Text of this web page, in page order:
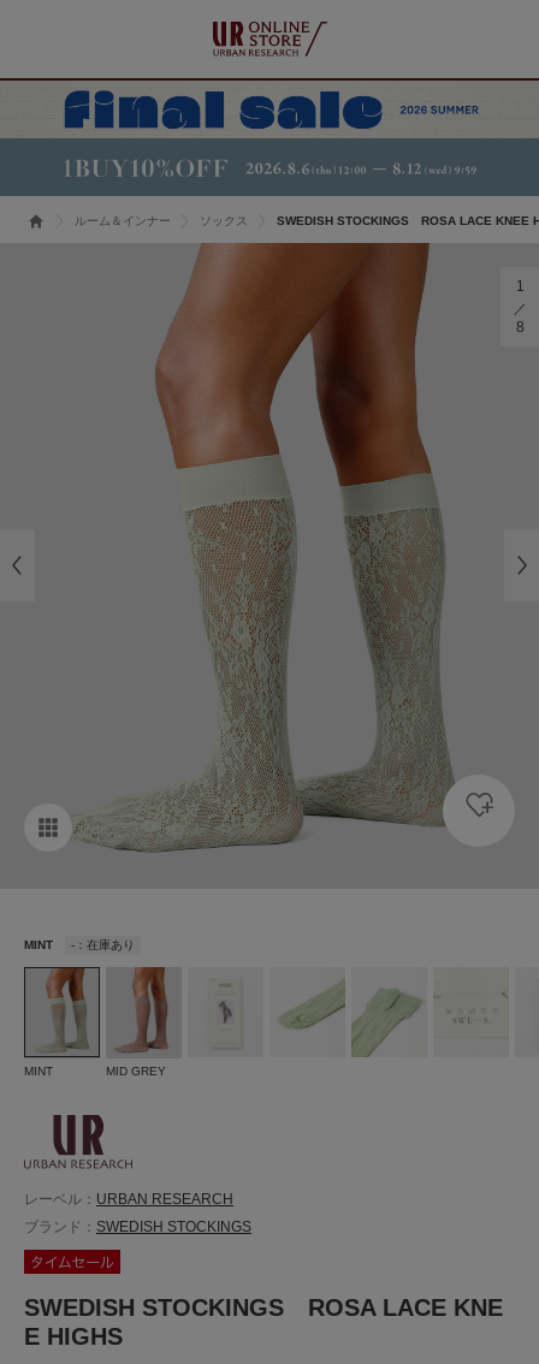
ルーム＆インナー ソックス SWEDISH STOCKINGS ROSA LACE KNEE
1
8
MINT -：在庫あり
MINT MID GREY
レーベル： URBAN RESEARCH
ブランド： SWEDISH STOCKINGS
SWEDISH STOCKINGS ROSA LACE KNE
E HIGHS